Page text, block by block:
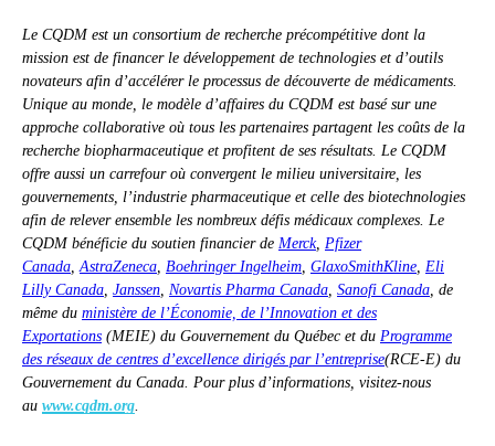
Le CQDM est un consortium de recherche précompétitive dont la
mission est de financer le développement de technologies et d’outils
novateurs afin d’accélérer le processus de découverte de médicaments.
Unique au monde, le modèle d’affaires du CQDM est basé sur une
approche collaborative où tous les partenaires partagent les coûts de la
recherche biopharmaceutique et profitent de ses résultats. Le CQDM
offre aussi un carrefour où convergent le milieu universitaire, les
gouvernements, l’industrie pharmaceutique et celle des biotechnologies
afin de relever ensemble les nombreux défis médicaux complexes. Le
CQDM bénéficie du soutien financier de Merck, Pfizer
Canada,AstraZeneca, Boehringer Ingelheim, GlaxoSmithKline, Eli
Lilly Canada, Janssen, Novartis Pharma Canada, Sanofi Canada, de
même du ministère de l’Économie, de l’Innovation et des
Exportations (MEIE) du Gouvernement du Québec et du Programme
des réseaux de centres d’excellence dirigés par l’entreprise(RCE-E) du
Gouvernement du Canada. Pour plus d’informations, visitez-nous
au www.cqdm.org.